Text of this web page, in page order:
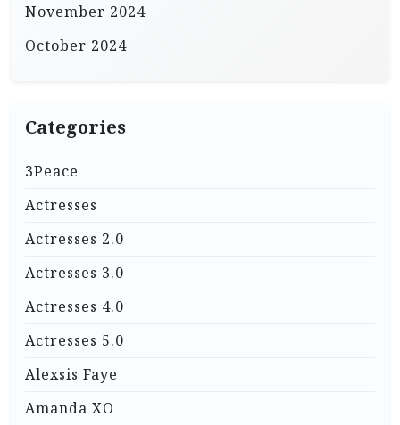
November 2024
October 2024
Categories
3Peace
Actresses
Actresses 2.0
Actresses 3.0
Actresses 4.0
Actresses 5.0
Alexsis Faye
Amanda XO